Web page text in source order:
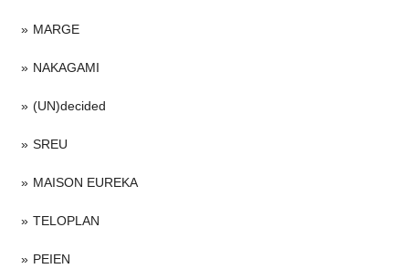
MARGE
NAKAGAMI
(UN)decided
SREU
MAISON EUREKA
TELOPLAN
PEIEN